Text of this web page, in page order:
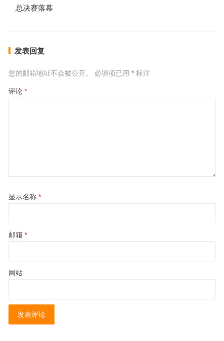
总决赛落幕
发表回复
您的邮箱地址不会被公开。 必填项已用 *标注
评论 *
显示名称 *
邮箱 *
网站